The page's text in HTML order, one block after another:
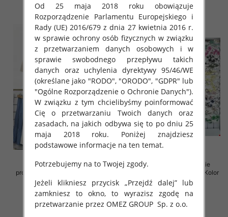
Spódnice damskie (Włoskie
produkt) Roz Standard, Mix Kolor
Paczka 5 szt
35.00 zł
szczegóły
Sukienki damskie (Włoskie
produkt) Roz Standard, Mix Kolor
Paczka 5 szt
35.00 zł
szczegóły
Od 25 maja 2018 roku obowiązuje
Rozporządzenie Parlamentu Europejskiego i
Rady (UE) 2016/679 z dnia 27 kwietnia 2016 r.
w sprawie ochrony osób fizycznych w związku
z przetwarzaniem danych osobowych i w
sprawie swobodnego przepływu takich
danych oraz uchylenia dyrektywy 95/46/WE
(określane jako "RODO", "ORODO", "GDPR" lub
"Ogólne Rozporządzenie o Ochronie Danych").
W związku z tym chcielibyśmy poinformować
Cię o przetwarzaniu Twoich danych oraz
zasadach, na jakich odbywa się to po dniu 25
maja 2018 roku. Poniżej znajdziesz
podstawowe informacje na ten temat.
Potrzebujemy na to Twojej zgody.
Jeżeli klikniesz przycisk „Przejdź dalej” lub
zamkniesz to okno, to wyrazisz zgodę na
przetwarzanie przez OMEZ GROUP Sp. z o.o.